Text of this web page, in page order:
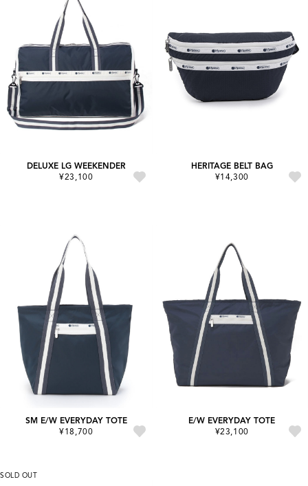
DELUXE LG WEEKENDER
¥23,100
HERITAGE BELT BAG
¥14,300
SM E/W EVERYDAY TOTE
¥18,700
E/W EVERYDAY TOTE
¥23,100
SOLD OUT